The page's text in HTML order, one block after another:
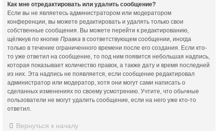
Как мне отредактировать или удалить сообщение?
Если вы не являетесь администратором или модератором
конференции, вы можете редактировать и удалять только свои
собственные сообщения. Вы можете перейти к редактированию,
щёлкнув по кнопке Правка в соответствующем сообщении, иногда
только в течение ограниченного времени после его создания. Если кто-
то уже ответил на сообщение, то под ним появится небольшая надпись,
которая показывает количество правок, а также дату и время последней
из них. Эта надпись не появляется, если сообщение редактировал
администратор или модератор, хотя они могут сами написать о
сделанных изменениях по своему усмотрению. Учтите, что обычные
пользователи не могут удалить сообщение, если на него уже кто-то
ответил.
Вернуться к началу